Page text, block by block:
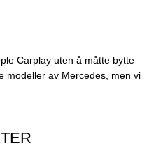
Carplay uten å måtte bytte
modeller av Mercedes, men vi